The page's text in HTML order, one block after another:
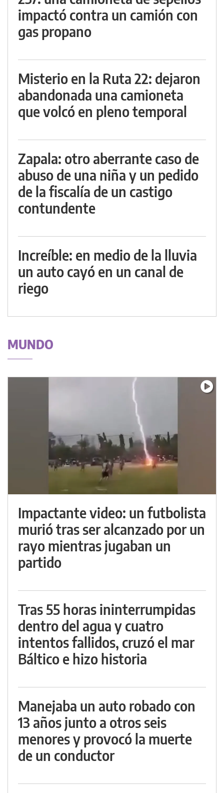
impactó contra un camión con
gas propano
Misterio en la Ruta 22: dejaron
abandonada una camioneta
que volcó en pleno temporal
Zapala: otro aberrante caso de
abuso de una niña y un pedido
de la fiscalía de un castigo
contundente
Increíble: en medio de la lluvia
un auto cayó en un canal de
riego
MUNDO
Impactante video: un futbolista
murió tras ser alcanzado por un
rayo mientras jugaban un
partido
Tras 55 horas ininterrumpidas
dentro del agua y cuatro
intentos fallidos, cruzó el mar
Báltico e hizo historia
Manejaba un auto robado con
13 años junto a otros seis
menores y provocó la muerte
de un conductor